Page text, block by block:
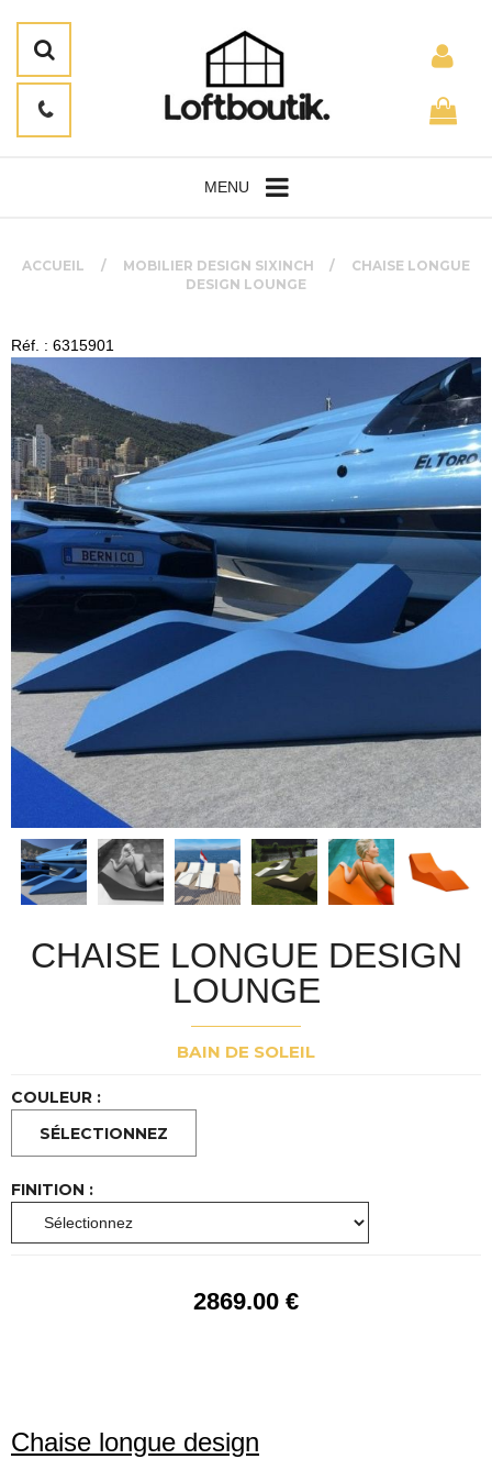
MENU
ACCUEIL MOBILIER DESIGN SIXINCH
CHAISE LONGUE
DESIGN LOUNGE
Réf. : 6315901
CHAISE LONGUE DESIGN
LOUNGE
BAIN DE SOLEIL
COULEUR :
FINITION :
2869.00 €
Chaise longue design